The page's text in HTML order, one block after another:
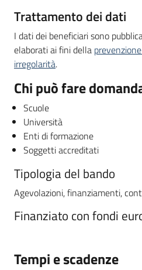
Trattamento dei dati
I dati dei beneficiari sono
elaborati ai fini della
irregolarità.
Chi può fare
Scuole
Università
Enti di formazione
Soggetti accreditati
Tipologia del bando
Agevolazioni, finanziamenti,
Finanziato con fondi
Tempi e scadenze